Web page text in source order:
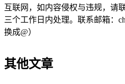
互联网，如内容侵权与违规，请
三个工作日内处理。联系邮箱：
换成@）
其他文章